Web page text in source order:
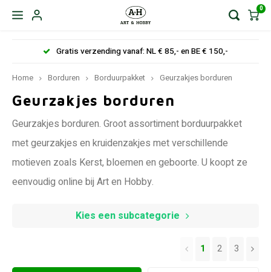
0
Gratis verzending vanaf: NL € 85,- en BE € 150,-
Home Borduren Borduurpakket Geurzakjes borduren
Geurzakjes borduren
Geurzakjes borduren. Groot assortiment borduurpakket
met geurzakjes en kruidenzakjes met verschillende
motieven zoals Kerst, bloemen en geboorte. U koopt ze
eenvoudig online bij Art en Hobby.
Kies een subcategorie
1 2 3